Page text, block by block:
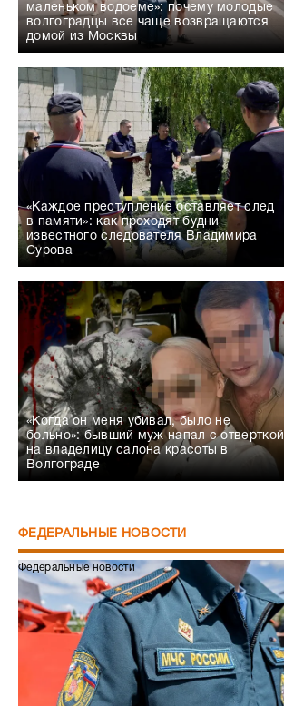
маленьком водоеме»: почему молодые
волгоградцы все чаще возвращаются
домой из Москвы
«Каждое преступление оставляет след
в памяти»: как проходят будни
известного следователя Владимира
Сурова
«Когда он меня убивал, было не
больно»: бывший муж напал с отверткой
на владелицу салона красоты в
Волгограде
ФЕДЕРАЛЬНЫЕ НОВОСТИ
Федеральные новости